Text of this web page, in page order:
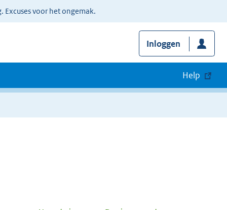
voor het ongemak.
Inloggen
Help